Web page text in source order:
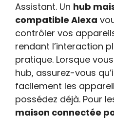
Assistant. Un hub
compatible Alexa
contrôler vos
rendant l’interaction
pratique. Lorsque
hub, assurez-vous
facilement les
possédez déjà. Pour
maison connectée